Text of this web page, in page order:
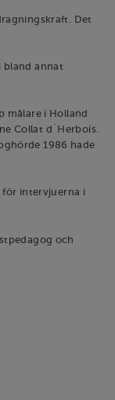
Det
bland annat
målare i Holland
Collat d´Herbois.
1986 hade
för intervjuerna i
och